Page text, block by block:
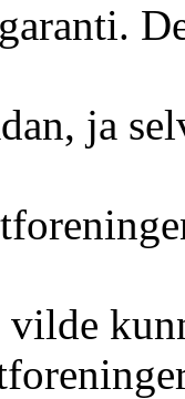
ja
vilde